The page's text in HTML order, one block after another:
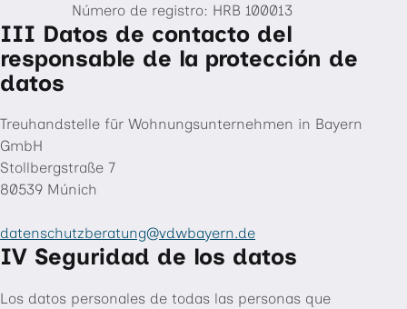
Número de registro: HRB 100013
III Datos de contacto del
responsable de la protección de
datos
Treuhandstelle für Wohnungsunternehmen in Bayern
GmbH
Stollbergstraße 7
80539 Múnich
datenschutzberatung
vdwbayern
"«@
&
.de
IV Seguridad de los datos
Los datos personales de todas las personas que